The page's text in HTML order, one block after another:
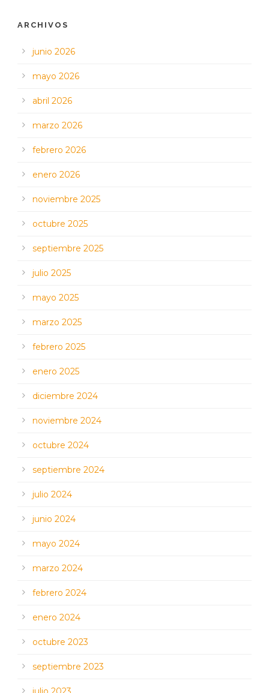
ARCHIVOS
junio 2026
mayo 2026
abril 2026
marzo 2026
febrero 2026
enero 2026
noviembre 2025
octubre 2025
septiembre 2025
julio 2025
mayo 2025
marzo 2025
febrero 2025
enero 2025
diciembre 2024
noviembre 2024
octubre 2024
septiembre 2024
julio 2024
junio 2024
mayo 2024
marzo 2024
febrero 2024
enero 2024
octubre 2023
septiembre 2023